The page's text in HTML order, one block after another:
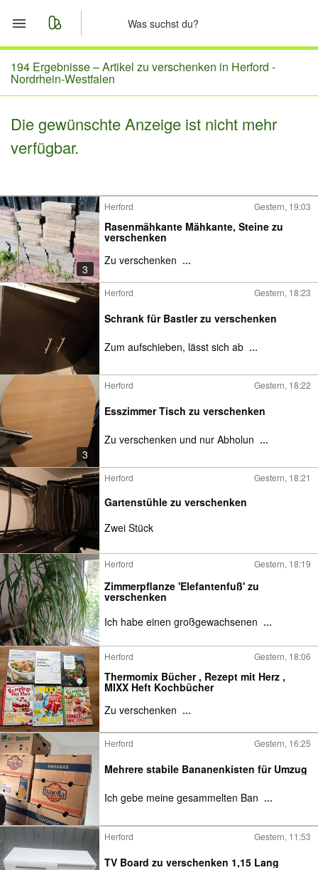
Start
Merkliste
Nachrichten
194 Ergebnisse –Artikel zu verschenken in Herford -
Nordrhein-Westfalen
Die gewünschte Anzeige ist nicht mehr
verfügbar.
3
Herford Gestern, 19:03
Rasenmähkante Mähkante, Steine zu
verschenken
Zu verschenken ...
Herford Gestern, 18:23
Schrank für Bastler zu verschenken
Zum aufschieben, lässt sich ab ...
3
Herford Gestern, 18:22
Esszimmer Tisch zu verschenken
Zu verschenken und nur Abholun ...
Herford Gestern, 18:21
Gartenstühle zu verschenken
Zwei Stück
Herford Gestern, 18:19
Zimmerpflanze 'Elefantenfuß' zu
verschenken
Ich habe einen großgewachsenen ...
Herford Gestern, 18:06
Thermomix Bücher , Rezept mit Herz ,
MIXX Heft Kochbücher
Zu verschenken ...
Herford Gestern, 16:25
Mehrere stabile Bananenkisten für Umzug
Ich gebe meine gesammelten Ban ...
Herford Gestern, 11:53
TV Board zu verschenken 1,15 Lang